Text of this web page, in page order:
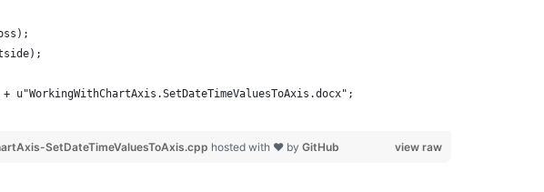
view raw
SetDateTimeValuesToAxis.cpp hosted with ❤ by GitHub